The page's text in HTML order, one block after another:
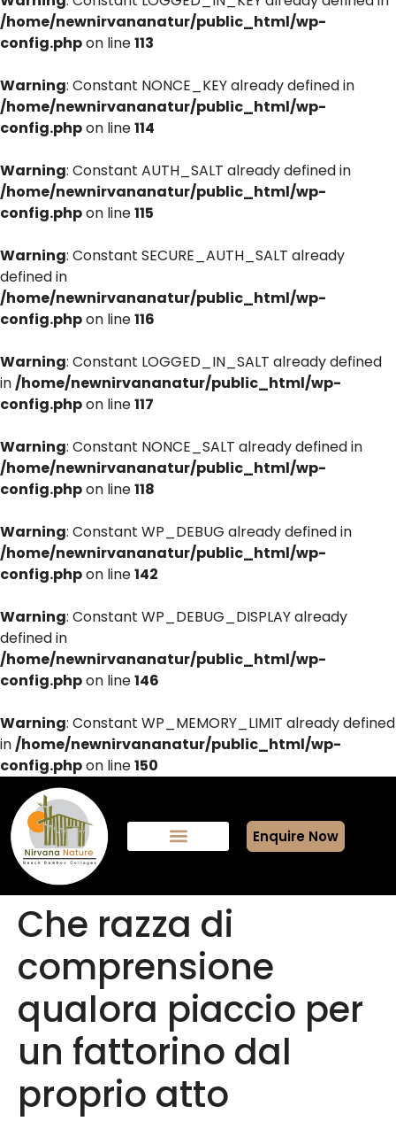
/home/newnirvananatur/public_html/wp-
config.phpon line113
Warning: Constant NONCE_KEY already defined in
/home/newnirvananatur/public_html/wp-
config.phpon line114
Warning: Constant AUTH_SALT already defined in
/home/newnirvananatur/public_html/wp-
config.phpon line115
Warning: Constant SECURE_AUTH_SALT already
defined in
/home/newnirvananatur/public_html/wp-
config.phpon line116
Warning: Constant LOGGED_IN_SALT already defined
in/home/newnirvananatur/public_html/wp-
config.phpon line117
Warning: Constant NONCE_SALT already defined in
/home/newnirvananatur/public_html/wp-
config.phpon line118
Warning: Constant WP_DEBUG already defined in
/home/newnirvananatur/public_html/wp-
config.phpon line142
Warning: Constant WP_DEBUG_DISPLAY already
defined in
/home/newnirvananatur/public_html/wp-
config.phpon line146
Warning: Constant WP_MEMORY_LIMIT already defined
in/home/newnirvananatur/public_html/wp-
config.phpon line150
Enquire Now
Che razza di
comprensione
qualora piaccio per
un fattorino dal
proprio atto